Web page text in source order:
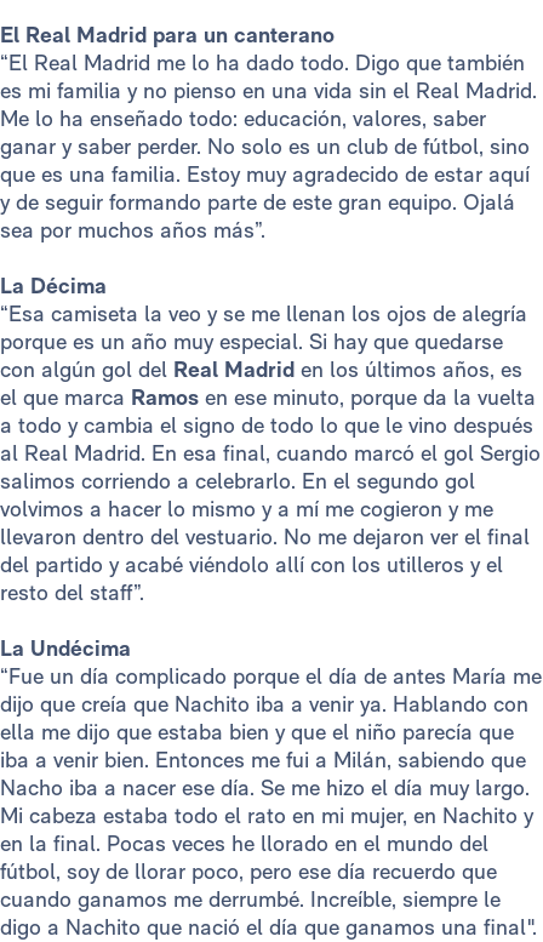
El Real Madrid para un canterano
“El Real Madrid me lo ha dado todo. Digo que también
es mi familia y no pienso en una vida sin el Real Madrid.
Me lo ha enseñado todo: educación, valores, saber
ganar y saber perder. No solo es un club de fútbol, sino
que es una familia. Estoy muy agradecido de estar aquí
y de seguir formando parte de este gran equipo. Ojalá
sea por muchos años más”.
La Décima
“Esa camiseta la veo y se me llenan los ojos de alegría
porque es un año muy especial. Si hay que quedarse
con algún gol del Real Madrid en los últimos años, es
el que marca Ramos en ese minuto, porque da la vuelta
a todo y cambia el signo de todo lo que le vino después
al Real Madrid. En esa final, cuando marcó el gol Sergio
salimos corriendo a celebrarlo. En el segundo gol
volvimos a hacer lo mismo y a mí me cogieron y me
llevaron dentro del vestuario. No me dejaron ver el final
del partido y acabé viéndolo allí con los utilleros y el
resto del staff”.
La Undécima
“Fue un día complicado porque el día de antes María me
dijo que creía que Nachito iba a venir ya. Hablando con
ella me dijo que estaba bien y que el niño parecía que
iba a venir bien. Entonces me fui a Milán, sabiendo que
Nacho iba a nacer ese día. Se me hizo el día muy largo.
Mi cabeza estaba todo el rato en mi mujer, en Nachito y
en la final. Pocas veces he llorado en el mundo del
fútbol, soy de llorar poco, pero ese día recuerdo que
cuando ganamos me derrumbé. Increíble, siempre le
digo a Nachito que nació el día que ganamos una final".